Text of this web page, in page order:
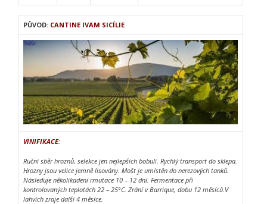
PŮVOD: CANTINE IVAM SICÍLIE
VINIFIKACE:
Ruční sběr hroznů, selekce jen nejlepších bobulí. Rychlý transport do sklepa.
Hrozny jsou velice jemně lisovány. Mošt je umístěn do nerezových tanků.
Následuje několikadení rmutace 10 – 12 dní. Fermentace při
kontrolovaných teplotách 22 – 25°C. Zrání v Barrique, dobu 12 měsíců.V
lahvích zraje další 4 měsíce.